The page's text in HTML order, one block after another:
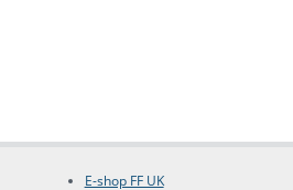
E-shop FF UK